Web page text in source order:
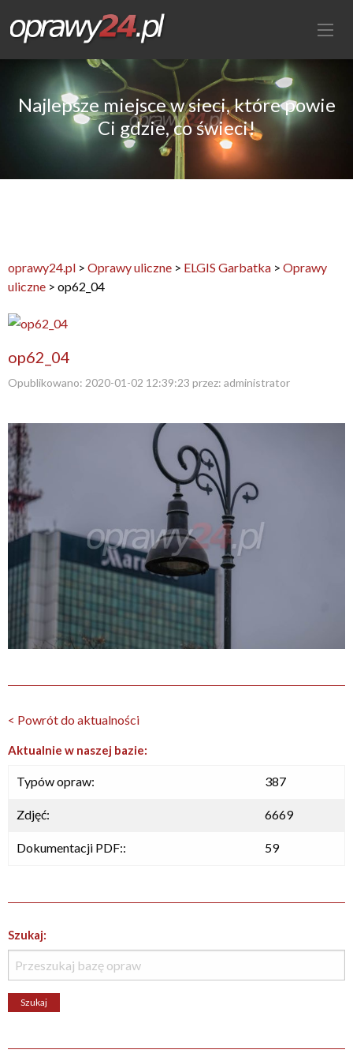
Najlepsze miejsce w sieci, które powie
Ci gdzie, co świeci!
oprawy24.pl > Oprawy uliczne > ELGIS Garbatka > Oprawy
uliczne > op62_04
op62_04
Opublikowano: 2020-01-02 12:39:23 przez: administrator
< Powrót do aktualności
Aktualnie w naszej bazie:
Typów opraw: 387
Zdjęć: 6669
Dokumentacji PDF:: 59
Szukaj: